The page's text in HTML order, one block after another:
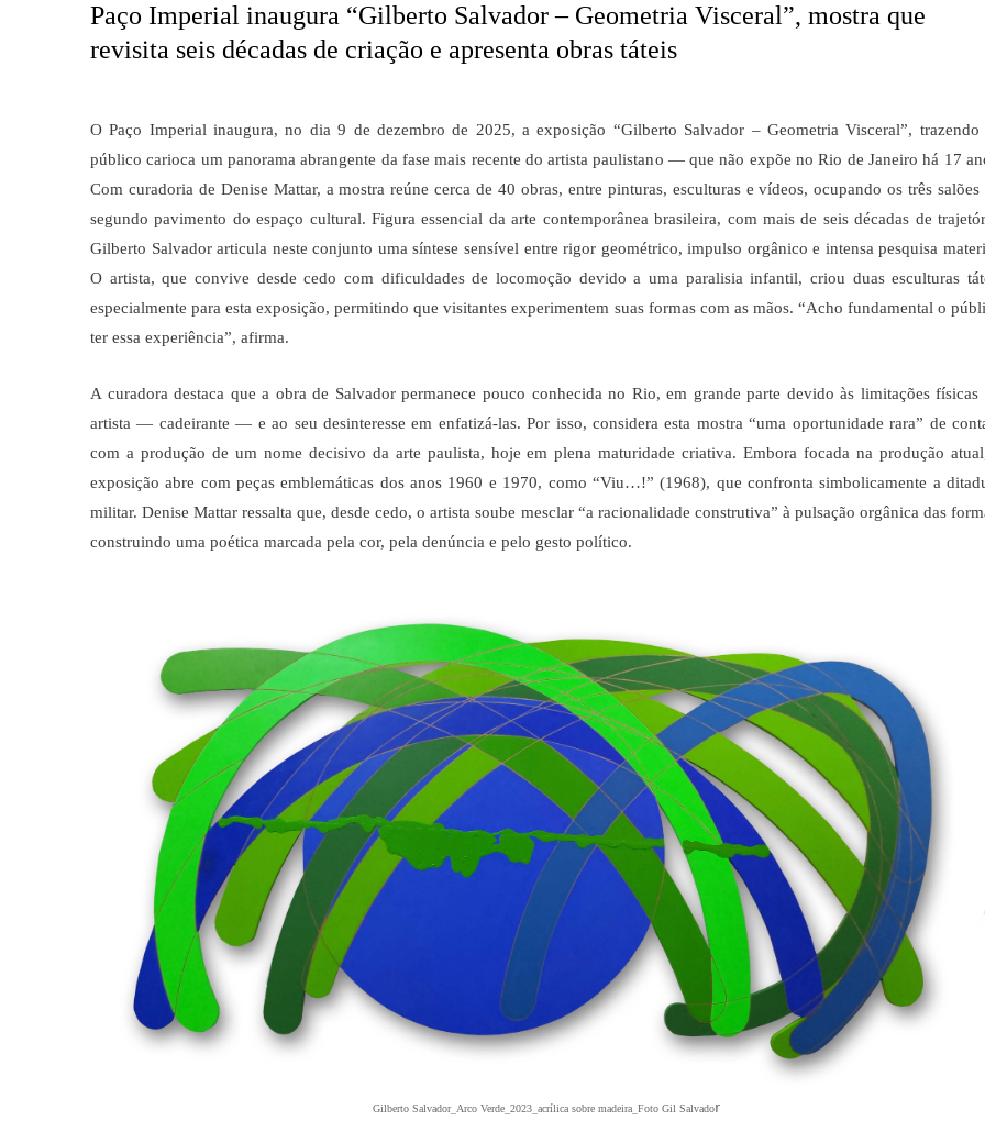
Paço Imperial inaugura “Gilberto Salvador – Geometria Visceral”, mostra que
revisita seis décadas de criação e apresenta obras táteis
O Paço Imperial inaugura, no dia 9 de dezembro de 2025, a exposição “Gilberto Salvador – Geometria Visceral”, trazendo
público carioca um panorama abrangente da fase mais recente do artista paulistano — que não expõe no Rio de Janeiro há 17
Com curadoria de Denise Mattar, a mostra reúne cerca de 40 obras, entre pinturas, esculturas e vídeos, ocupando os três salões
segundo pavimento do espaço cultural.Figura essencial da arte contemporânea brasileira, com mais de seis décadas de
Gilberto Salvador articula neste conjunto uma síntese sensível entre rigor geométrico, impulso orgânico e intensa pesquisa
O artista, que convive desde cedo com dificuldades de locomoção devido a uma paralisia infantil, criou duas esculturas
especialmente para esta exposição, permitindo que visitantes experimentem suas formas com as mãos. “Acho fundamental o
ter essa experiência”, afirma.
A curadora destaca que a obra de Salvador permanece pouco conhecida no Rio, em grande parte devido às limitações físicas
artista — cadeirante — e ao seu desinteresse em enfatizá-las. Por isso, considera esta mostra “uma oportunidade rara” de
com a produção de um nome decisivo da arte paulista, hoje em plena maturidade criativa.Embora focada na produção
exposição abre com peças emblemáticas dos anos 1960 e 1970, como “Viu…!” (1968), que confronta simbolicamente a
militar. Denise Mattar ressalta que, desde cedo, o artista soube mesclar “a racionalidade construtiva” à pulsação orgânica das
construindo uma poética marcada pela cor, pela denúncia e pelo gesto político.
Gilberto Salvador_Arco Verde_2023_acrílica sobre madeira_Foto Gil Salvador